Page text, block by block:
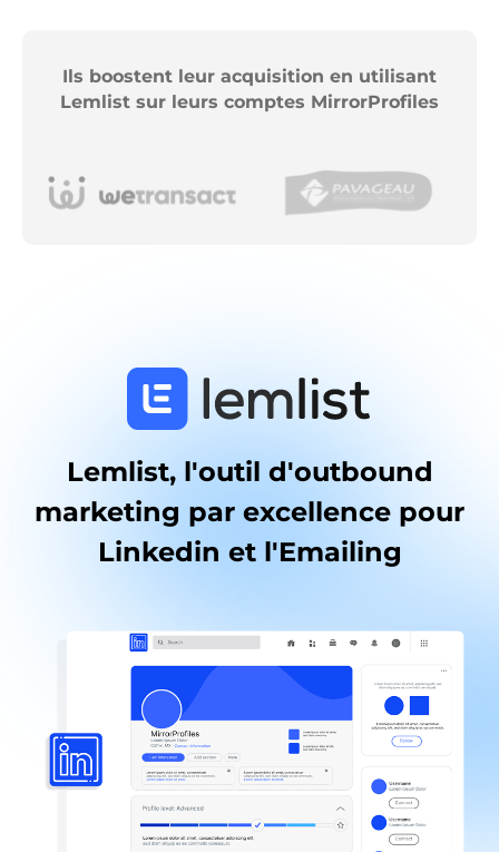
Ils boostent leur acquisition en utilisant
Lemlist sur leurs comptes MirrorProfiles
Lemlist, l'outil d'outbound
marketing par excellence pour
Linkedin et l'Emailing